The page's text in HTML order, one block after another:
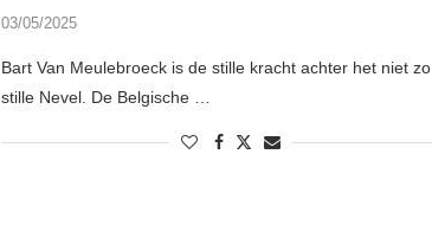
03/05/2025
Bart Van Meulebroeck is de stille kracht achter het niet zo
stille Nevel. De Belgische …